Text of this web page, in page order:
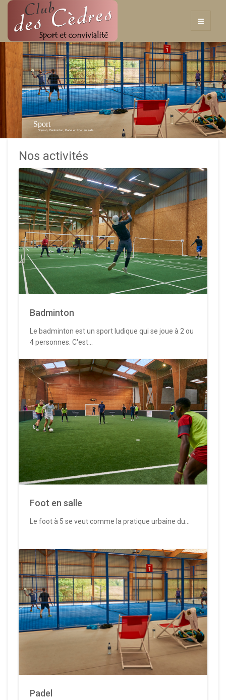
Sport
Squash, Badminton, Padel et Foot en salle
Nos activités
Badminton
Le badminton est un sport ludique qui se joue à 2 ou
4 personnes. C'est...
Foot en salle
Le foot à 5 se veut comme la pratique urbaine du...
Padel